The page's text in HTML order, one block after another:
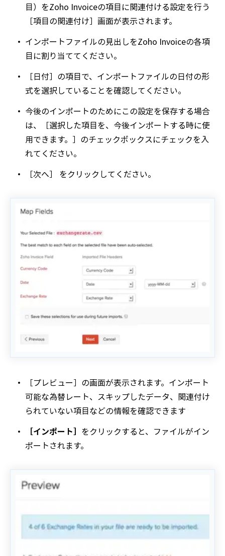
目）をZoho Invoiceの項目に関連付ける設定を行う
［項目の関連付け］画面が表示されます。
インポートファイルの見出しをZoho Invoiceの各項
目に割り当ててください。
［日付］の項目で、インポートファイルの日付の形
式を選択していることを確認してください。
今後のインポートのためにこの設定を保存する場合
は、［選択した項目を、今後インポートする時に使
用できます。］のチェックボックスにチェックを入
れてください。
［次へ］ をクリックしてください。
［プレビュー］の画面が表示されます。インポート
可能な為替レート、スキップしたデータ、関連付け
られていない項目などの情報を確認できます
［インポート］ をクリックすると、ファイルがイン
ポートされます。